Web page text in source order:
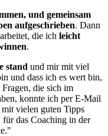
und gemeinsam
aufgeschrieben. Dann
die ich leicht
.
stand und mir mit viel
und dass ich es wert bin,
die sich im
konnte ich per E-Mail
vielen guten Tipps
das Coaching in der